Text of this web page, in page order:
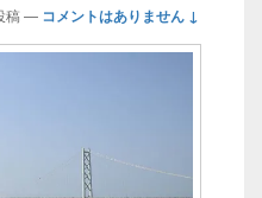
稿 — コメントはありません ↓